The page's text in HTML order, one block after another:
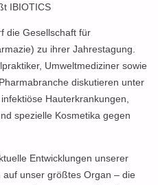
IBIOTICS
die Gesellschaft für
zu ihrer Jahrestagung.
Umweltmediziner sowie
diskutieren unter
Hauterkrankungen,
spezielle Kosmetika gegen
Entwicklungen unserer
auf unser größtes Organ – die